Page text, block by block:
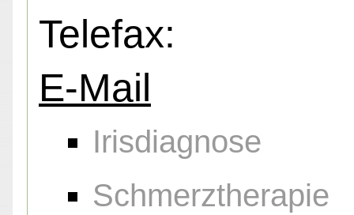
Telefax:
E-Mail
Irisdiagnose
Schmerztherapie